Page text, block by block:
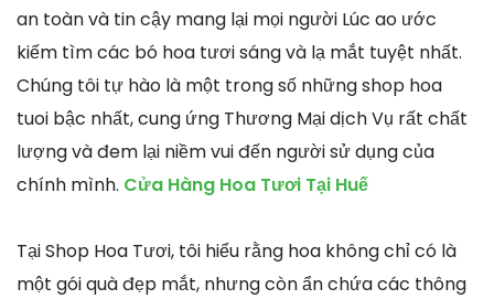
an toàn và tin cậy mang lại mọi người Lúc ao ước
kiếm tìm các bó hoa tươi sáng và lạ mắt tuyệt nhất.
Chúng tôi tự hào là một trong số những shop hoa
tuoi bậc nhất, cung ứng Thương Mại dịch Vụ rất chất
lượng và đem lại niềm vui đến người sử dụng của
chính mình. Cửa Hàng Hoa Tươi Tại Huế
Tại Shop Hoa Tươi, tôi hiểu rằng hoa không chỉ có là
một gói quà đẹp mắt, nhưng còn ẩn chứa các thông